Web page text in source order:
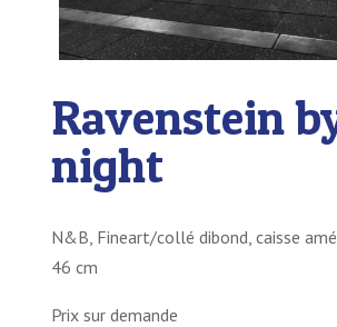
Ravenstein
night
N&B, Fineart/collé dibond, caisse
46 cm
Prix sur demande